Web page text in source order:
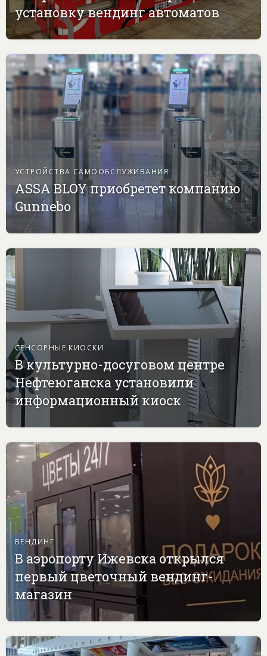
установку вендинг автоматов
УСТРОЙСТВА САМООБСЛУЖИВАНИЯ
ASSA BLOY приобретет компанию
Gunnebo
СЕНСОРНЫЕ КИОСКИ
В культурно-досуговом центре
Нефтеюганска установили
информационный киоск
ВЕНДИНГ
В аэропорту Ижевска открылся
первый цветочный вендинг-
магазин